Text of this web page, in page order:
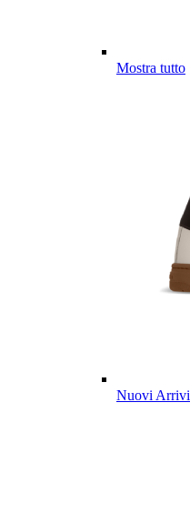
Mostra tutto
Nuovi Arrivi